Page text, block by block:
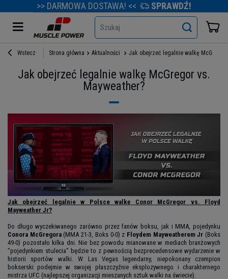
>> DARMOWA DOSTAWA! << SPRAWDŹ!
Szukaj
Wstecz Strona główna Aktualności Jak obejrzeć legalnie walkę McGregor
Jak obejrzeć legalnie walkę McGregor vs.
Mayweather?
Jak obejrzeć legalnie w Polsce walkę Conor McGregor vs. Floyd
Mayweather Jr?
Do długo wyczekiwanego zarówno przez fanów boksu, jak i MMA, pojedynku
Conora McGregora(MMA 21-3, Boks 0-0) z Floydem Mayweatherem Jr (Boks
49-0) pozostało kilka dni. Nie bez powodu mianowane w mediach branżowych
"pojedynkiem stulecia" będzie to z pewnością bezprecedensowe wydarzenie w
historii sportów walki. W Las Vegas legendarny, niepokonany czempion
bokserski podejmie w swojej płaszczyźnie eksplozywnego i charakternego
mistrza UFC (najlepszej organizacji mieszanych sztuk walki na świecie).